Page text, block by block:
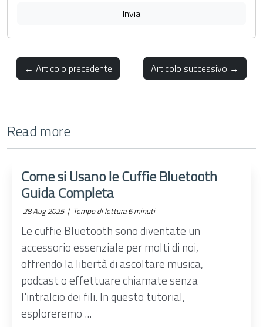
Invia
← Articolo precedente Articolo successivo →
Read more
Come si Usano le Cuffie Bluetooth
Guida Completa
28 Aug 2025 | Tempo di lettura 6 minuti
Le cuffie Bluetooth sono diventate un
accessorio essenziale per molti di noi,
offrendo la libertà di ascoltare musica,
podcast o effettuare chiamate senza
l'intralcio dei fili. In questo tutorial,
esploreremo ...